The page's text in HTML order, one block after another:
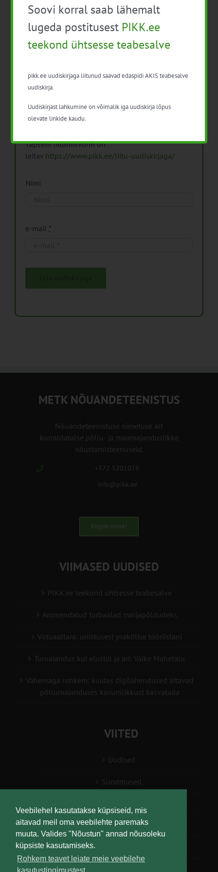
Veebilehel kasutatakse küpsiseid, mis
aitavad meil oma veebilehte paremaks
muuta. Valides "Nõustun" annad nõusoleku
küpsiste kasutamiseks.
Rohkem teavet leiate meie veebilehe
Pikk.ee uudiskirjaga liitumine.
Isikuandmeid töötleme vastavalt
Isikuandmete
Täpsem liitumisvorm on
leitav https://www.pikk.ee/liitu-uudiskirjaga/
Nimi
e-mail *
METK NÕUANDETEENISTUS
Nõuandeteenistuse nimetuse alt
korraldatalse põllu- ja maamajanduslikke
nõustamisteenuseid.
+372 5201078
info@pikk.ee
Kirjuta meile!
VIIMASED UUDISED
PIKK.ee teekond ühtsesse teabesalve
Ammendatud turbaalad marjapõldudeks
Virtuaaltara: unistusest praktilise tööriistani
Turuaiandus kui elustiil ja äri: Väike Mahetalu
Vähemaga rohkem: kuidas digilahendused aitavad
põllumajanduses kasumlikkust kasvatada
VIITED
Uudised
Sündmused
Teabesalv
Liitu uudiskirjaga
Soovi korral saab lähemalt
lugeda postitusest PIKK.ee
teekond ühtsesse teabesalve
pikk.ee uudiskirjaga liitunud saavad edaspidi AKIS teabesalve
uudiskirja.
Uudiskirjast lahkumine on võimalik iga uudiskirja lõpus
olevate linkide kaudu.